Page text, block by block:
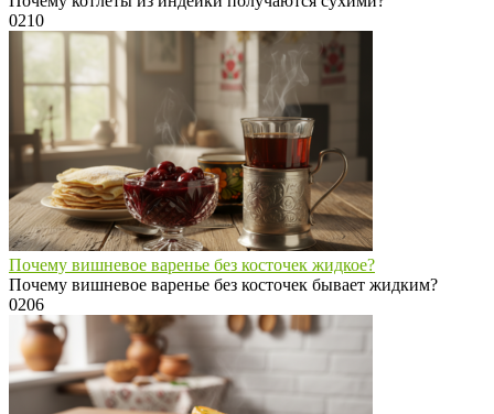
0210
Почему вишневое варенье без косточек жидкое?
Почему вишневое варенье без косточек бывает жидким?
0206